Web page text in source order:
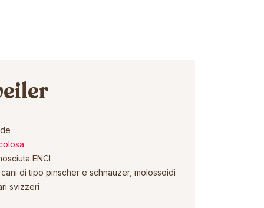
ENCI
di tipo pinscher e schnauzer, molossoidi
svizzeri